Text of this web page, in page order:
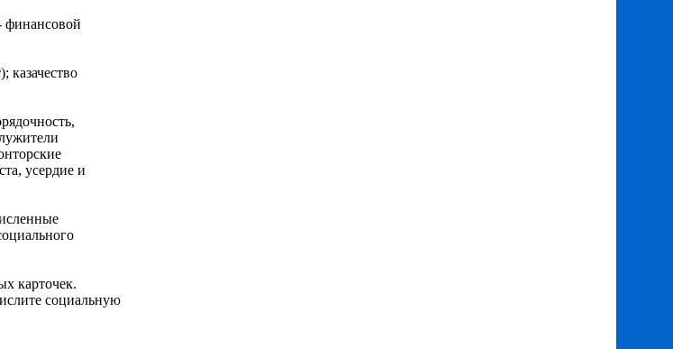
финансовой
казачество
усердие и
карточек.
социальную